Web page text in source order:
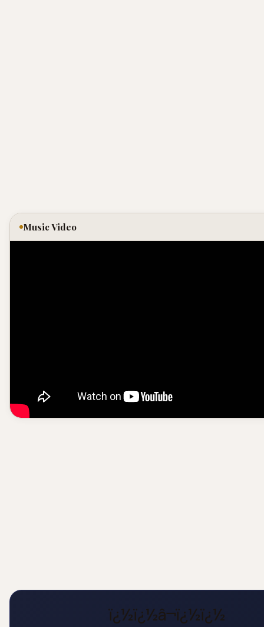
Music Video
ï¿½ï¿½â¬ï¿½ï¿½